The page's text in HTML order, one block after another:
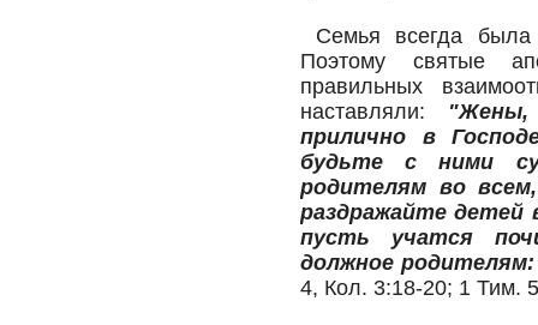
Семья всегда
Поэтому святые
правильных
наставляли: "Жены,
прилично в
будьте с ними
родителям во
раздражайте детей
пусть учатся
должное
4, Кол. 3:18-20; 1 Тим.